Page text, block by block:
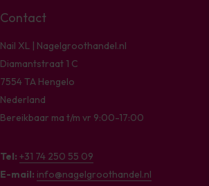
Contact
Nail XL | Nagelgroothandel.nl
Diamantstraat 1 C
7554 TA Hengelo
Nederland
Bereikbaar ma t/m vr 9:00-17:00
Tel: +31 74 250 55 09
E-mail: info@nagelgroothandel.nl